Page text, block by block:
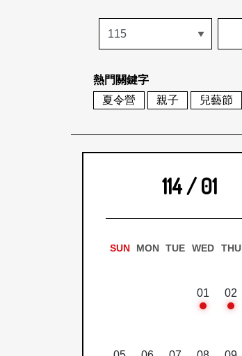
熱門關鍵字
夏令營
親子 兒藝節
114 / 01
SUN MON TUE WED THU
01 02